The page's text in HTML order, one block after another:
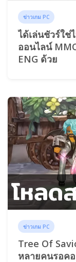
ข่าวเกม PC
ได้เล่นชัวร์ใช่
ออนไลน์
ENG ด้วย
ข่าวเกม PC
Tree Of
หลายคนรอค